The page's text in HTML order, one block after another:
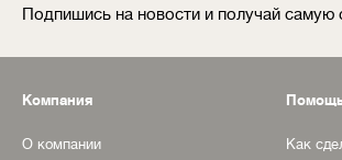
Подпишись на новости и получай
Компания
О компании
Как